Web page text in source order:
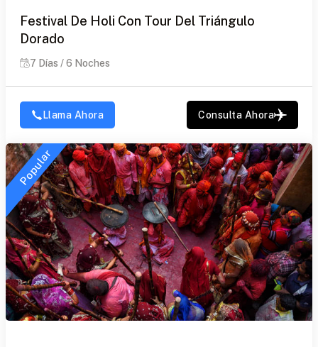
Festival De Holi Con Tour Del Triángulo
Dorado
7 Días / 6 Noches
Llama Ahora Consulta Ahora
Popular